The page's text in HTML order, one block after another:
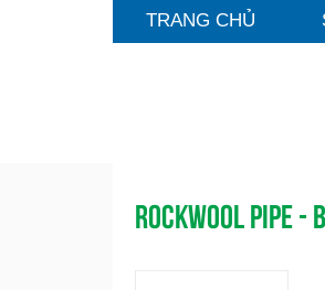
TRANG CHỦ
ROCKWOOL PIPE -